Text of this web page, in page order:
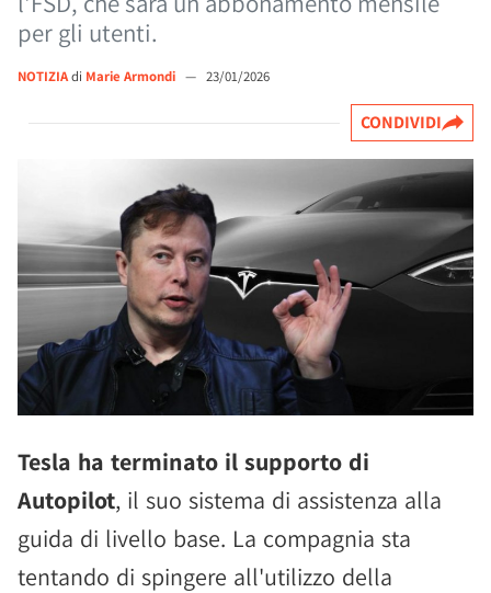
per gli utenti.
NOTIZIAdi Marie Armondi — 23/01/2026
CONDIVIDI
Tesla ha terminato il supporto di
Autopilot, il suo sistema di assistenza alla
guida di livello base. La compagnia sta
tentando di spingere all'utilizzo della